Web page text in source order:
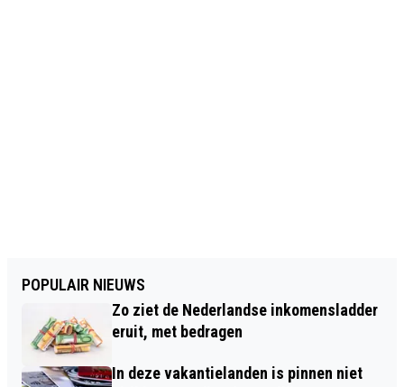
POPULAIR NIEUWS
Zo ziet de Nederlandse inkomensladder
eruit, met bedragen
In deze vakantielanden is pinnen niet